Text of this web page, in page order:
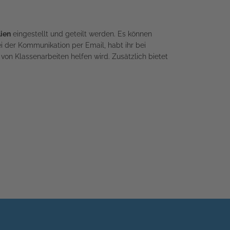
eingestellt und geteilt werden. Es können
Kommunikation per Email, habt ihr bei
Klassenarbeiten helfen wird. Zusätzlich bietet